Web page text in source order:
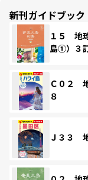
新刊ガイドブック
１５ 地
島①）３
Ｃ０２
８
Ｊ３３